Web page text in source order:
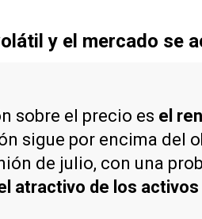
y el mercado se
sobre el precio es el
sigue por encima del
de julio, con una
atractivo de los